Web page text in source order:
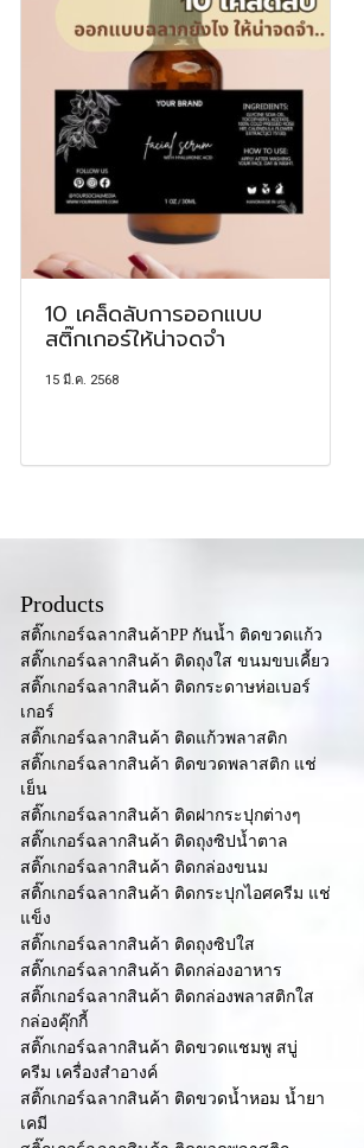
10 เคล็ดลับการออกแบบ
สติ๊กเกอร์ให้น่าจดจำ
15 มี.ค. 2568
Products
สติ๊กเกอร์ฉลากสินค้าPP กันน้ำ ติดขวดแก้ว
สติ๊กเกอร์ฉลากสินค้า ติดถุงใส ขนมขบเคี้ยว
สติ๊กเกอร์ฉลากสินค้า ติดกระดาษห่อเบอร์
เกอร์
สติ๊กเกอร์ฉลากสินค้า ติดแก้วพลาสติก
สติ๊กเกอร์ฉลากสินค้า ติดขวดพลาสติก แช่
เย็น
สติ๊กเกอร์ฉลากสินค้า ติดฝากระปุกต่างๆ
สติ๊กเกอร์ฉลากสินค้า ติดถุงซิปน้ำตาล
สติ๊กเกอร์ฉลากสินค้า ติดกล่องขนม
สติ๊กเกอร์ฉลากสินค้า ติดกระปุกไอศครีม แช่
แข็ง
สติ๊กเกอร์ฉลากสินค้า ติดถุงซิปใส
สติ๊กเกอร์ฉลากสินค้า ติดกล่องอาหาร
สติ๊กเกอร์ฉลากสินค้า ติดกล่องพลาสติกใส
กล่องคุ๊กกี้
สติ๊กเกอร์ฉลากสินค้า ติดขวดแชมพู สบู่
ครีม เครื่องสำอางค์
สติ๊กเกอร์ฉลากสินค้า ติดขวดน้ำหอม น้ำยา
เคมี